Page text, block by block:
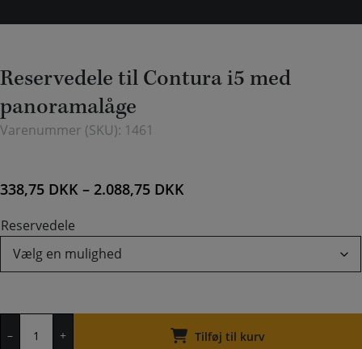
Reservedele til Contura i5 med
panoramalåge
Varenummer (SKU): 1461
338,75 DKK – 2.088,75 DKK
Reservedele
–
til
+ Tilføj til kurv